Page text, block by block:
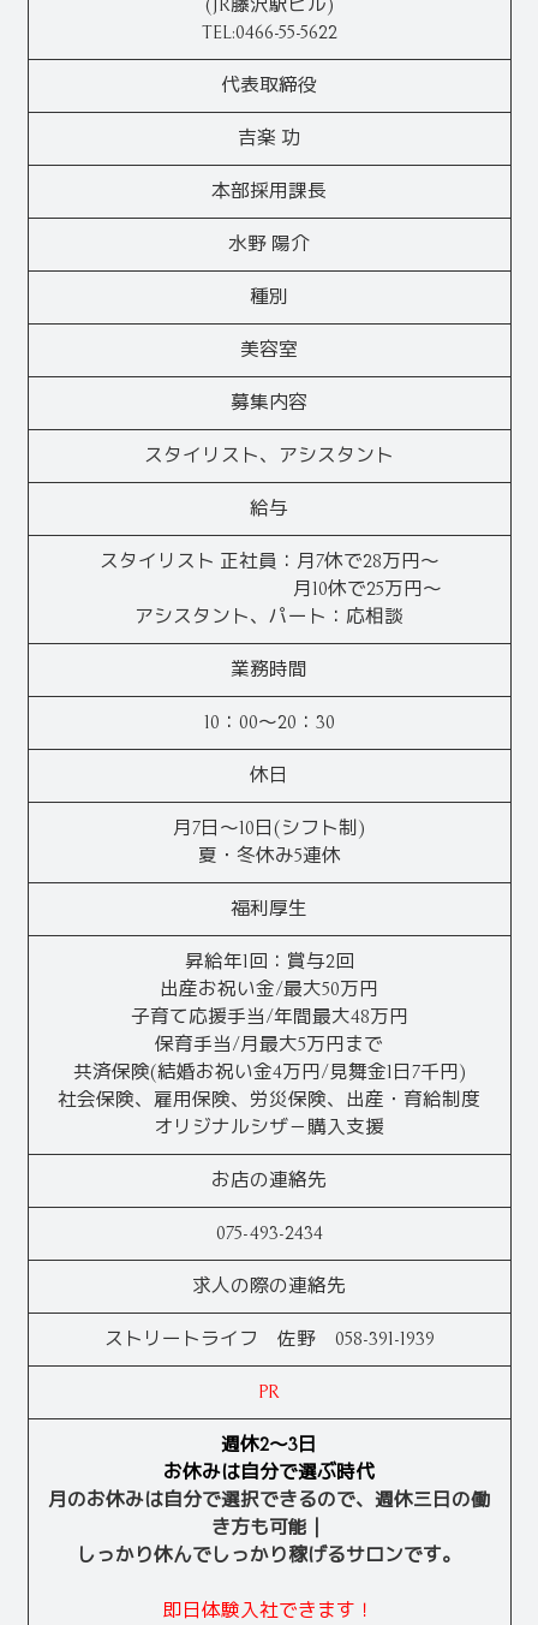
(JR藤沢駅ビル)
TEL:0466-55-5622
代表取締役
吉楽 功
本部採用課長
水野 陽介
種別
美容室
募集内容
スタイリスト、アシスタント
給与
スタイリスト 正社員：月7休で28万円～
月10休で25万円～
アシスタント、パート：応相談
業務時間
10：00～20：30
休日
月7日～10日(シフト制)
夏・冬休み5連休
福利厚生
昇給年1回：賞与2回
出産お祝い金/最大50万円
子育て応援手当/年間最大48万円
保育手当/月最大5万円まで
共済保険(結婚お祝い金4万円/見舞金1日7千円)
社会保険、雇用保険、労災保険、出産・育給制度
オリジナルシザ－購入支援
お店の連絡先
075-493-2434
求人の際の連絡先
ストリートライフ 佐野 058-391-1939
PR
週休2～3日
お休みは自分で選ぶ時代
月のお休みは自分で選択できるので、週休三日の働
き方も可能｜
しっかり休んでしっかり稼げるサロンです。
即日体験入社できます！